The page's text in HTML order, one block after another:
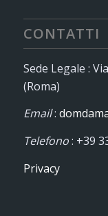
CONTATTI
Sede Legale :
(Roma)
Email:
Telefono: +39
Privacy